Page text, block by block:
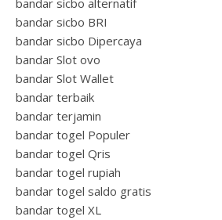
bandar sicbo alternatif
bandar sicbo BRI
bandar sicbo Dipercaya
bandar Slot ovo
bandar Slot Wallet
bandar terbaik
bandar terjamin
bandar togel Populer
bandar togel Qris
bandar togel rupiah
bandar togel saldo gratis
bandar togel XL